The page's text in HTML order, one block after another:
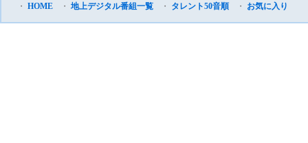
・ HOME ・ 地上デジタル番組一覧 ・ タレント50音順 ・ お気に入り